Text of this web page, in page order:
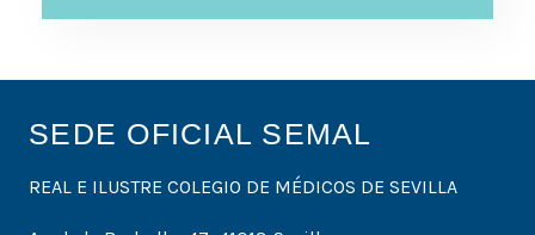
SEDE OFICIAL SEMAL
REAL E ILUSTRE COLEGIO DE MÉDICOS DE SEVILLA